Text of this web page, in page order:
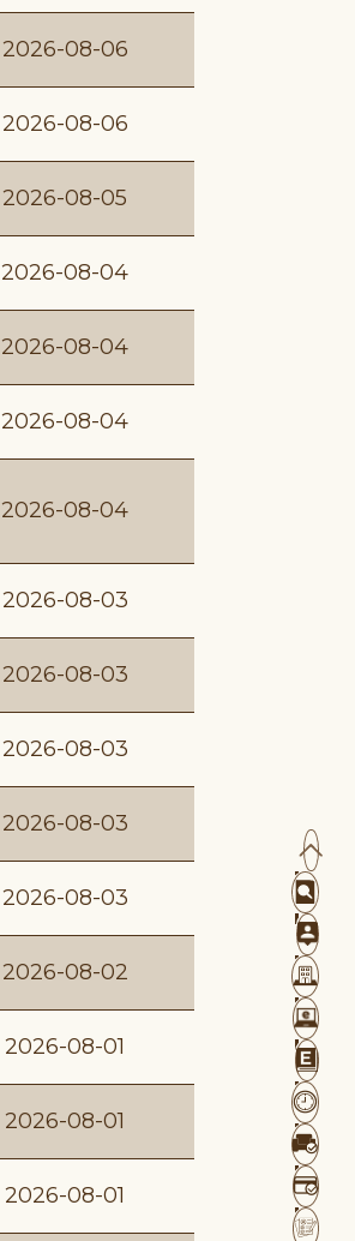
2026-08-06
2026-08-06
2026-08-05
2026-08-04
2026-08-04
2026-08-04
2026-08-04
2026-08-03
2026-08-03
2026-08-03
2026-08-03
2026-08-03
2026-08-02
2026-08-01
2026-08-01
2026-08-01